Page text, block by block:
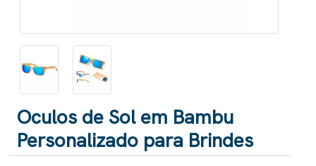
Oculos de Sol em Bambu
Personalizado para Brindes